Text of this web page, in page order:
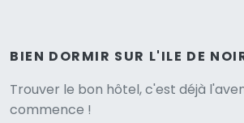
BIEN DORMIR SUR L'ILE DE
Trouver le bon hôtel, c'est déjà
commence !